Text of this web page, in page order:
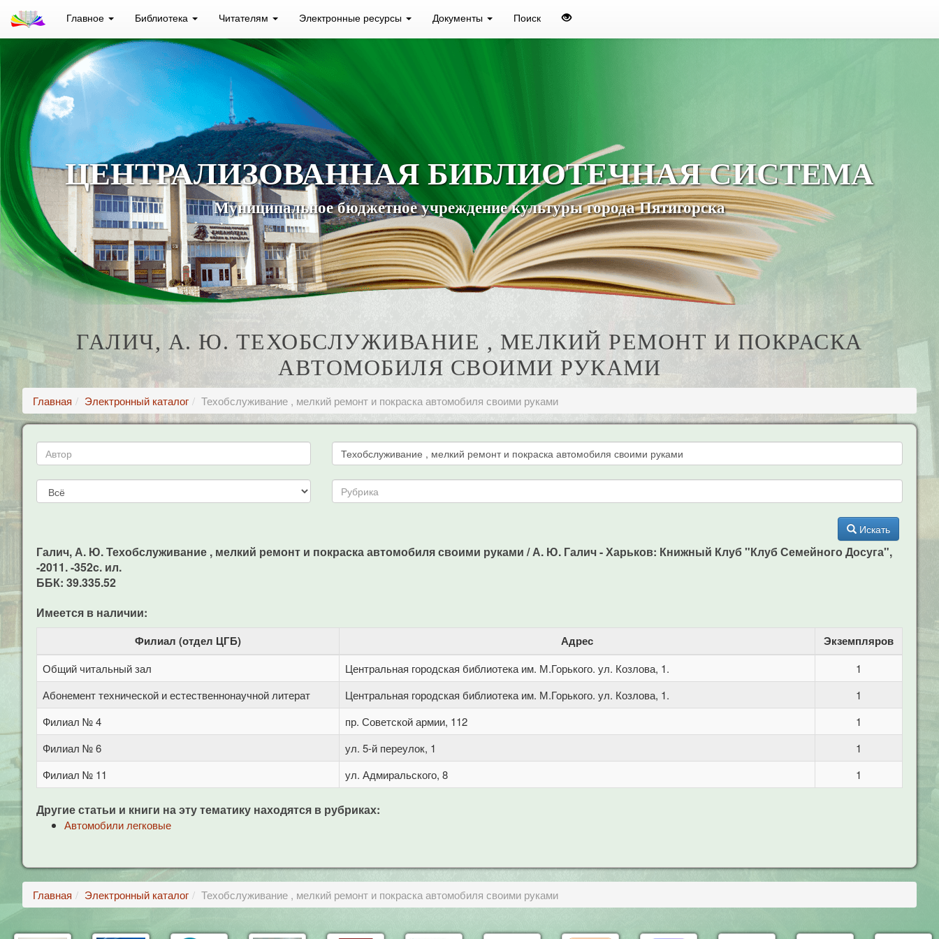
Главное Библиотека Читателям Электронные ресурсы Документы Поиск
ЦЕНТРАЛИЗОВАННАЯ БИБЛИОТЕЧНАЯ СИСТЕМА
Муниципальное бюджетное учреждение культуры города Пятигорска
ГАЛИЧ, А. Ю. ТЕХОБСЛУЖИВАНИЕ , МЕЛКИЙ РЕМОНТ И ПОКРАСКА
АВТОМОБИЛЯ СВОИМИ РУКАМИ
Главная Электронный каталог Техобслуживание , мелкий ремонт и покраска автомобиля своими руками
Искать
Галич, А. Ю. Техобслуживание , мелкий ремонт и покраска автомобиля своими руками / А. Ю. Галич - Харьков: Книжный Клуб "Клуб Семейного Досуга",
-2011. -352c. ил.
ББК: 39.335.52
Имеется в наличии:
Филиал (отдел ЦГБ) Адрес Экземпляров
Общий читальный зал Центральная городская библиотека им. М.Горького. ул. Козлова, 1.
1
Абонемент технической и естественнонаучной литерат
Центральная городская библиотека им. М.Горького. ул. Козлова, 1.
1
Филиал № 4
пр. Советской армии, 112
1
Филиал № 6
ул. 5-й переулок, 1
1
Филиал № 11
ул. Адмиральского, 8 1
Другие статьи и книги на эту тематику находятся в рубриках:
Автомобили легковые
Главная Электронный каталог Техобслуживание , мелкий ремонт и покраска автомобиля своими руками